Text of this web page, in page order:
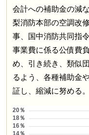
会計への補助金の減
梨消防本部の空調改
事、国中消防共同指
事業費に係る公債費
め、引き続き、類似
るよう、各種補助金
証し、縮減に努める。